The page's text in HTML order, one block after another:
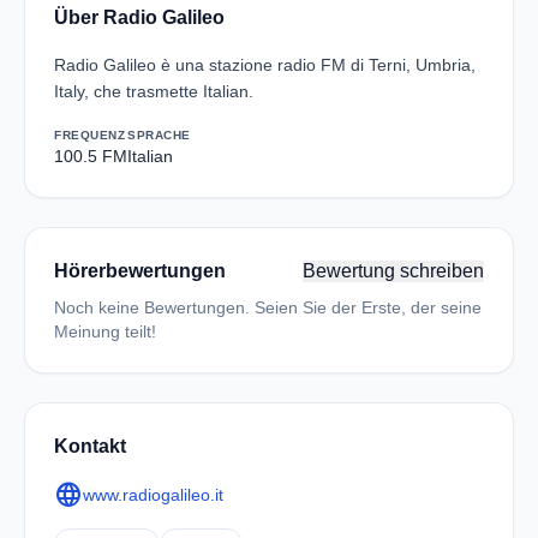
Über Radio Galileo
Radio Galileo è una stazione radio FM di Terni, Umbria,
Italy, che trasmette Italian.
FREQUENZ
100.5 FM
SPRACHE
Italian
Hörerbewertungen Bewertung schreiben
Noch keine Bewertungen. Seien Sie der Erste, der seine
Meinung teilt!
Kontakt
languagewww.radiogalileo.it